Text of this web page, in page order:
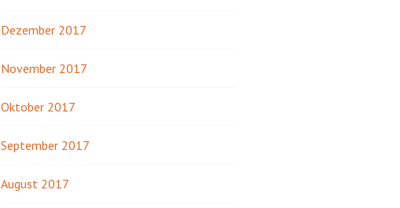
Dezember 2017
November 2017
Oktober 2017
September 2017
August 2017